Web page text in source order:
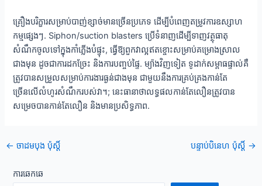
គ្រឿងបរិក្ខារសម្រាប់បាញ់ខ្សាច់មានច្រើនប្រភេទ ដើម្បីបំពេញតម្រូវការឧស្សាហ
កម្មផ្សេងៗ. Siphon/suction blasters ប្រើទំនាញដើម្បីទាញវត្ថុធាតុ
សំណឹកចូលទៅក្នុងកាំភ្លើងបំផ្ទុះ, ធ្វើឱ្យពួកវាល្អឥតខ្ចោះសម្រាប់គម្រោងស្រាល
ជាងមុន ដូចជាការដកច្រែះ និងការបញ្ចប់ផ្ទៃ. ម្យ៉ាងវិញទៀត ទូដាក់សម្ពាធផ្ទាល់គឺ
ត្រូវបានសម្រួលសម្រាប់ការងារធ្ងន់ជាងមុន ជាមួយនឹងការគ្រប់គ្រងកាន់តែ
ច្រើនលើលំហូរសំណឹករបស់វា។; នេះធានាថាលទ្ធផលកាន់តែលឿនត្រូវបាន
សម្រេចបានកាន់តែលឿន និងមានប្រសិទ្ធភាព.
ការ
ក្រោយ
← ចាដមបុង ប៉ុស្ដិ៍ បន្ទាប់បិនេហ ប៉ុស្ដិ៍ →
ការឆេកឆេ